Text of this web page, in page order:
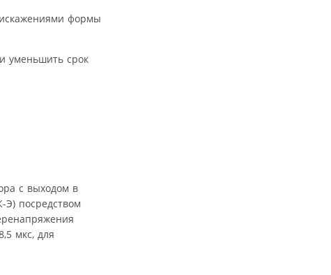
формы
уменьшить срок
с выходом в
посредством
мкс, для